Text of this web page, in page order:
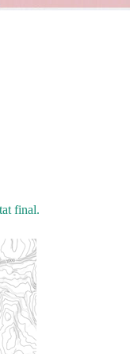
final.